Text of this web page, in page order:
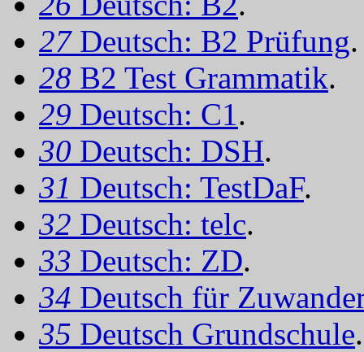
27 Deutsch: B2 Prüfung.
28 B2 Test Grammatik.
29 Deutsch: C1.
30 Deutsch: DSH.
31 Deutsch: TestDaF.
32 Deutsch: telc.
33 Deutsch: ZD.
34 Deutsch für
35 Deutsch Grundschule.